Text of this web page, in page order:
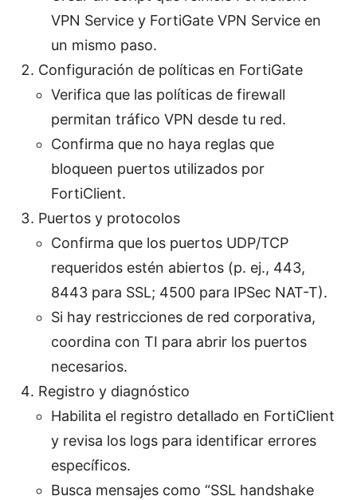
VPN Service y FortiGate VPN Service en
un mismo paso.
Configuración de políticas en FortiGate
Verifica que las políticas de firewall
permitan tráfico VPN desde tu red.
Confirma que no haya reglas que
bloqueen puertos utilizados por
FortiClient.
Puertos y protocolos
Confirma que los puertos UDP/TCP
requeridos estén abiertos (p. ej., 443,
8443 para SSL; 4500 para IPSec NAT-T).
Si hay restricciones de red corporativa,
coordina con TI para abrir los puertos
necesarios.
Registro y diagnóstico
Habilita el registro detallado en FortiClient
y revisa los logs para identificar errores
específicos.
Busca mensajes como “SSL handshake